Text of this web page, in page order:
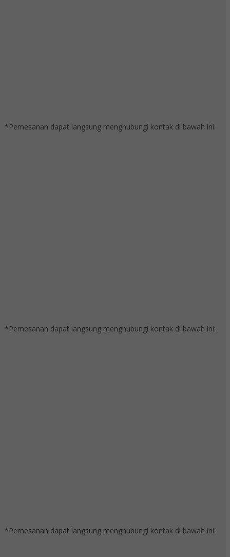
*Pemesanan dapat langsung menghubungi kontak di bawah ini:
*Pemesanan dapat langsung menghubungi kontak di bawah ini:
*Pemesanan dapat langsung menghubungi kontak di bawah ini: